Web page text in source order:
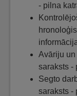
- pilna
Avāriju
saraksts -
Segto
saraksts -